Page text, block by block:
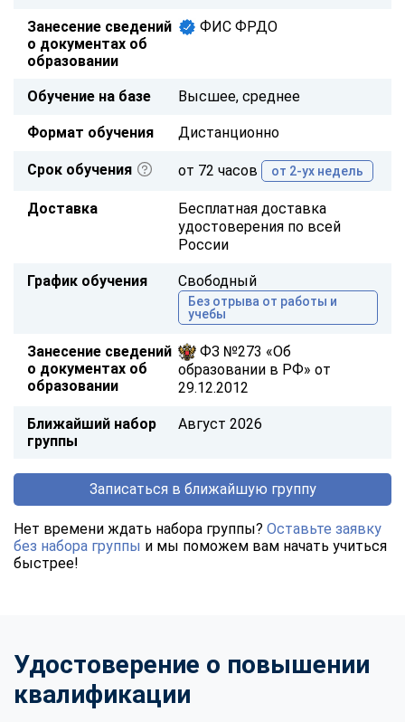
Занесение сведений
о документах об
образовании
ФИС ФРДО
Обучение на базе Высшее, среднее
Формат обучения Дистанционно
Срок обучения от 72 часов от 2-ух недель
Доставка
Бесплатная доставка
удостоверения по всей
России
График обучения Свободный
Без отрыва от работы и
учебы
Занесение сведений
о документах об
образовании
ФЗ №273 «Об
образовании в РФ» от
29.12.2012
Ближайший набор
группы
Август 2026
Записаться в ближайшую группу
Нет времени ждать набора группы? Оставьте заявку
без набора группы и мы поможем вам начать учиться
быстрее!
Удостоверение о повышении
квалификации